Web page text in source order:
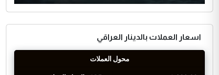
اسعار العملات بالدينار العراقي